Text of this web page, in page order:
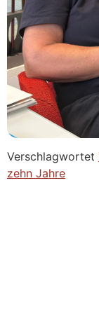
Verschlagwortet
zehn Jahre